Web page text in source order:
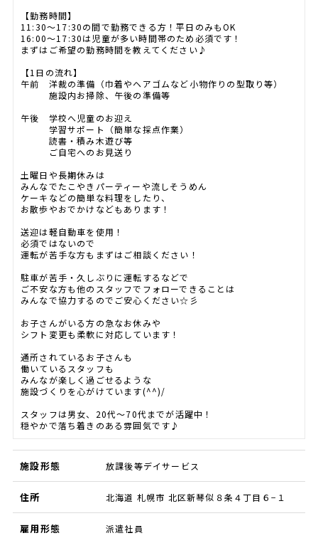
【勤務時間】
11:30～17:30の間で勤務できる方！平日のみもOK
16:00～17:30は児童が多い時間帯のため必須です！
まずはご希望の勤務時間を教えてください♪
【1日の流れ】
午前 洋裁の準備（巾着やヘアゴムなど小物作りの型取り等）
施設内お掃除、午後の準備等
午後 学校へ児童のお迎え
学習サポート（簡単な採点作業）
読書・積み木遊び等
ご自宅へのお見送り
土曜日や長期休みは
みんなでたこやきパーティーや流しそうめん
ケーキなどの簡単な料理をしたり、
お散歩やおでかけなどもあります！
送迎は軽自動車を使用！
必須ではないので
運転が苦手な方もまずはご相談ください！
駐車が苦手・久しぶりに運転するなどで
ご不安な方も他のスタッフでフォローできることは
みんなで協力するのでご安心ください☆彡
お子さんがいる方の急なお休みや
シフト変更も柔軟に対応しています！
通所されているお子さんも
働いているスタッフも
みんなが楽しく過ごせるような
施設づくりを心がけています(^^)/
スタッフは男女、20代～70代までが活躍中！
穏やかで落ち着きのある雰囲気です♪
施設形態 放課後等デイサービス
住所 北海道 札幌市 北区新琴似８条４丁目６−１
雇用形態 派遣社員